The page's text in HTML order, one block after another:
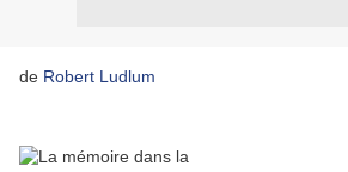
de Robert Ludlum